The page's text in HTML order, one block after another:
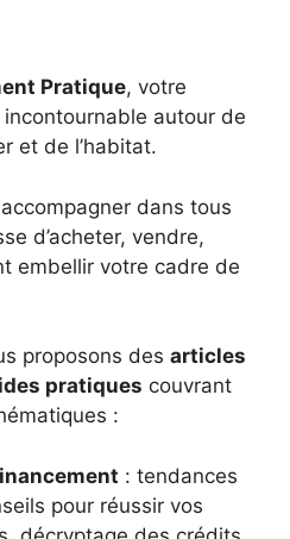
Pratique, votre
incontournable autour de
et de l’habitat.
dans tous
d’acheter, vendre,
embellir votre cadre de
proposons des articles
pratiques couvrant
:
: tendances
pour réussir vos